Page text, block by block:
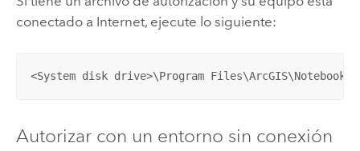
conectado a Internet, ejecute lo siguiente:
<System disk drive>\Program
Autorizar con un entorno sin conexión